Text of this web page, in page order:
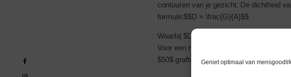
Geniet optimaal van
contouren van je gezicht. De dichtheid
formule:$$D = \frac{G}{A}$$
Waarbij $D$ de dichtheid is, $G$ het
Voor een natuurlijk ogend resultaat
$50$ grafts per $cm^2$.